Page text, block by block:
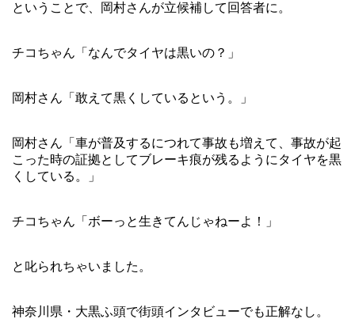
ということで、岡村さんが立候補して回答者に。
チコちゃん「なんでタイヤは黒いの？」
岡村さん「敢えて黒くしているという。」
岡村さん「車が普及するにつれて事故も増えて、事故が起
こった時の証拠としてブレーキ痕が残るようにタイヤを黒
くしている。」
チコちゃん「ボーっと生きてんじゃねーよ！」
と叱られちゃいました。
神奈川県・大黒ふ頭で街頭インタビューでも正解なし。